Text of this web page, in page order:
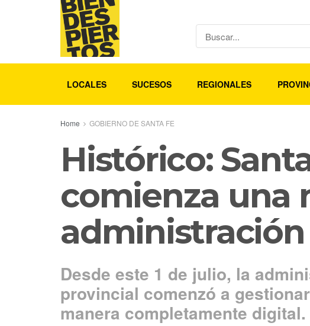
LOCALES SUCESOS REGIONALES
Home GOBIERNO DE SANTA FE
Histórico:
comienza una
Desde este 1 de julio, la
provincial comenzó a
manera completamente digital.